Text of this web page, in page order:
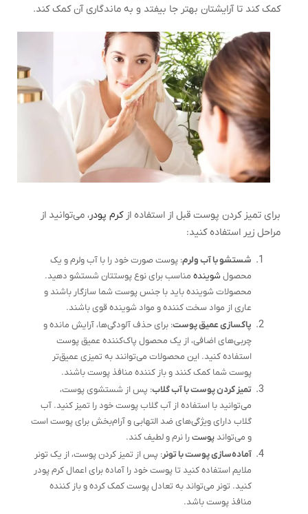
کمک کند تا آرایشتان بهتر جا بیفتد و به ماندگاری آن کمک کند.
برای تمیز کردن پوست قبل از استفاده ازکرم پودر، می‌توانید از
مراحل زیر استفاده کنید:
شستشو با آب ولرم: پوست صورت خود را با آب ولرم و یک
محصولشوینده مناسب برای نوع پوستتان شستشو دهید.
محصولات شوینده باید با جنس پوست شما سازگار باشند و
عاری از مواد سخت کننده و مواد شوینده قوی باشند.
پاکسازی عمیق پوست: برای حذف آلودگی‌ها، آرایش مانده و
چربی‌های اضافی، از یک محصول پاک‌کننده عمیق پوست
استفاده کنید. این محصولات می‌توانند به تمیزی عمیق‌تر
پوست شما کمک کنند و باز کننده منافذ پوست باشند.
تمیز کردن پوست با آب گلاب: پس از شستشوی پوست،
می‌توانید با استفاده از آب گلاب پوست خود را تمیز کنید. آب
گلاب دارای ویژگی‌های ضد التهابی و آرام‌بخش برای پوست است
و می‌تواند پوسترا نرم و لطیف کند.
آماده‌سازی پوست با تونر: پس از تمیز کردن پوست، از یک تونر
ملایم استفاده کنید تا پوست خود را آماده برای اعمال کرم پودر
کنید. تونر می‌تواند به تعادل پوست کمک کرده و باز کننده
منافذ پوست باشد.